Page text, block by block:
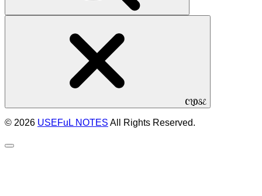
CLOSE
© 2026 USEFuL NOTES All Rights Reserved.